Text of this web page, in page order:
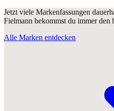
Jetzt viele Markenfassungen
Fielmann bekommst du immer den
Alle Marken entdecken